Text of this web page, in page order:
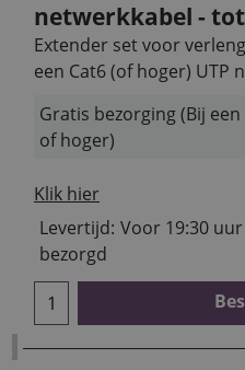
netwerkkabel - tot
Extender set voor
een Cat6 (of hoger) UTP
Gratis bezorging (Bij
of hoger)
Klik hier
Levertijd: Voor 19:30
bezorgd